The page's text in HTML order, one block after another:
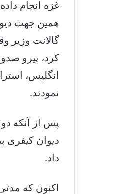
غزه انجام
همین جهت
گالانت وزیر
کرد، پیرو
انگلیس،
نمودند.
پس از آنکه
دیوان کیفری
داد.
اکنون که